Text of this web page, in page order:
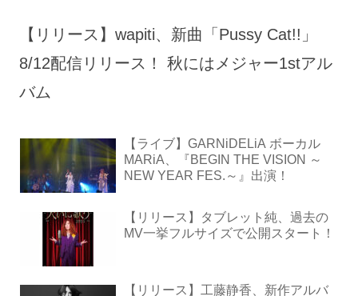
【リリース】wapiti、新曲「Pussy Cat!!」
8/12配信リリース！ 秋にはメジャー1stアル
バム
【ライブ】GARNiDELiA ボーカル
MARiA、『BEGIN THE VISION ～
NEW YEAR FES.～』出演！
【リリース】タブレット純、過去の
MV一挙フルサイズで公開スタート！
【リリース】工藤静香、新作アルバ